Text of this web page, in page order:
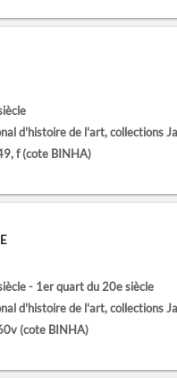
de l'art, collections Jacques Doucet
f(cote BINHA)
- 1er quart du 20e siècle
de l'art, collections Jacques Doucet
(cote BINHA)